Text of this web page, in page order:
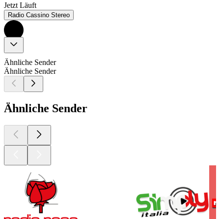
Jetzt Läuft
Radio Cassino Stereo
Ähnliche Sender
Ähnliche Sender
Ähnliche Sender